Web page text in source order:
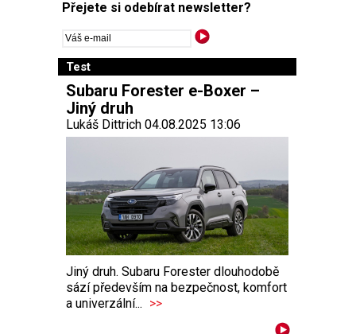
Přejete si odebírat newsletter?
Test
Subaru Forester e-Boxer –
Jiný druh
Lukáš Dittrich 04.08.2025 13:06
Jiný druh. Subaru Forester dlouhodobě
sází především na bezpečnost, komfort
a univerzální... >>